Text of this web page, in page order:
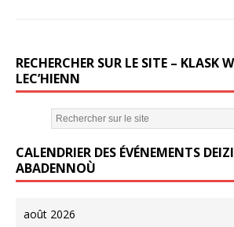
RECHERCHER SUR LE SITE – KLASK
LEC’HIENN
CALENDRIER DES ÉVÉNEMENTS
ABADENNOÙ
août 2026